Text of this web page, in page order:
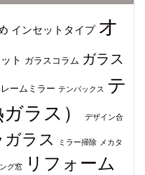
インセットタイプ オ
ト ガラスコラム ガラス
ームミラー テンパックス テ
ラス）
デザイン合
ガラス ミラー掃除 メカタ
グ窓 リフォーム